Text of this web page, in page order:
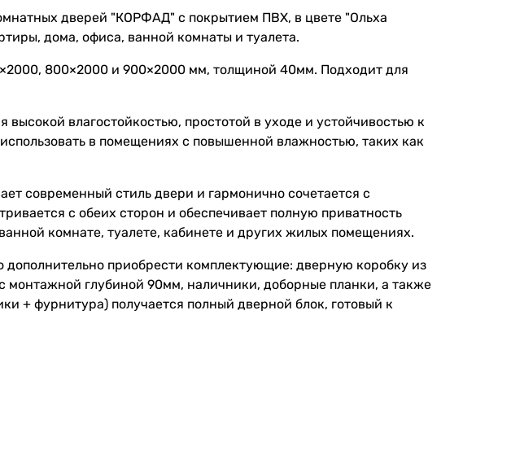
дверей "КОРФАД" с покрытием ПВХ, в цвете "Ольха
дома, офиса, ванной комнаты и туалета.
800×2000 и 900×2000 мм, толщиной 40мм. Подходит для
влагостойкостью, простотой в уходе и устойчивостью к
в помещениях с повышенной влажностью, таких как
современный стиль двери и гармонично сочетается с
с обеих сторон и обеспечивает полную приватность
комнате, туалете, кабинете и других жилых помещениях.
приобрести комплектующие: дверную коробку из
глубиной 90мм, наличники, доборные планки, а также
+ фурнитура) получается полный дверной блок, готовый к